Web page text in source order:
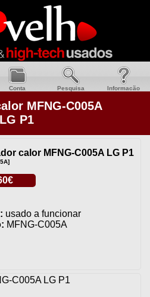
Conta Pesquisa Informacão
MFNG-C005A
LG P1
calor MFNG-C005A LG P1
usado a funcionar
MFNG-C005A
C005A LG P1